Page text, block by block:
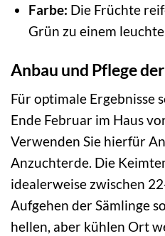
Farbe: Die Früchte
Grün zu einem
Anbau und Pflege
Für optimale Ergebnisse
Ende Februar im Haus
Verwenden Sie hierfür
Anzuchterde. Die
idealerweise zwischen
Aufgehen der Sämlinge
hellen, aber kühlen Ort